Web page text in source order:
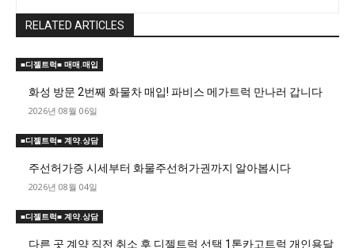
RELATED ARTICLES
■디젤트럭■ 매매.매입
화성 방문 2번째 화물차 매입! 파비스 메가트럭 만나러 갑니다
2026년 08월 06일
■디젤트럭■ 계약.상담
주선허가증 시세부터 화물주선허가권까지 알아봅시다
2026년 08월 04일
■디젤트럭■ 계약.상담
다른 곳 계약 직전 취소 후 디젤트럭 선택 1톤카고트럭 개인용달